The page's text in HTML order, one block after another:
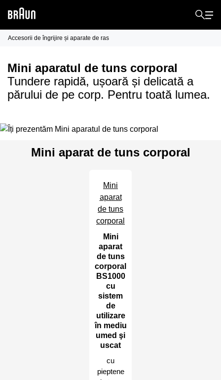
Accesorii de îngrijire și aparate de ras
Mini aparatul de tuns corporal
Tundere rapidă, ușoară și delicată a
părului de pe corp. Pentru toată lumea.
Mini aparat de tuns corporal
Mini
aparat
de tuns
corporal
Mini
aparat
de tuns
corporal
BS1000
cu
sistem
de
utilizare
în mediu
umed şi
uscat
cu
pieptene